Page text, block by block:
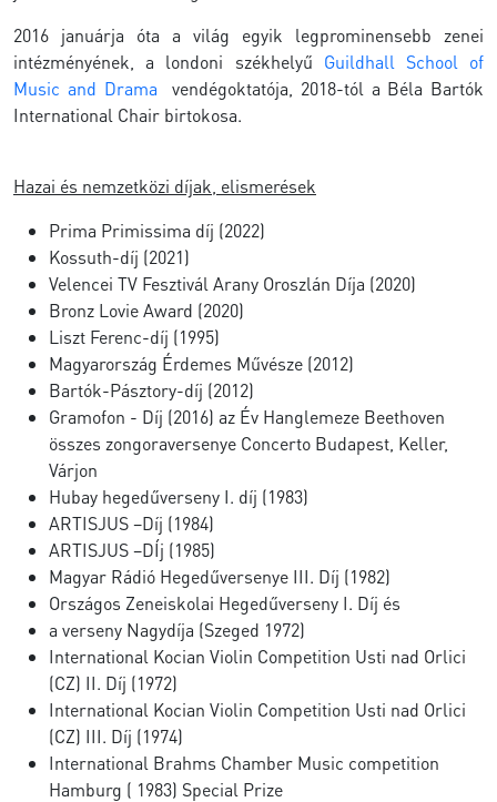
2016 januárja óta a világ egyik legprominensebb zenei
intézményének, a londoni székhelyű Guildhall School of
Music and Drama
vendégoktatója, 2018-tól a Béla Bartók
International Chair birtokosa.
Hazai és nemzetközi díjak, elismerések
Prima Primissima díj (2022)
Kossuth-díj (2021)
Velencei TV Fesztivál Arany Oroszlán Díja (2020)
Bronz Lovie Award (2020)
Liszt Ferenc-díj (1995)
Magyarország Érdemes Művésze (2012)
Bartók-Pásztory-díj (2012)
Gramofon - Díj (2016) az Év Hanglemeze Beethoven
összes zongoraversenye Concerto Budapest, Keller,
Várjon
Hubay hegedűverseny I. díj (1983)
ARTISJUS –Díj (1984)
ARTISJUS –DÍj (1985)
Magyar Rádió Hegedűversenye III. Díj (1982)
Országos Zeneiskolai Hegedűverseny I. Díj és
a verseny Nagydíja (Szeged 1972)
International Kocian Violin Competition Usti nad Orlici
(CZ) II. Díj (1972)
International Kocian Violin Competition Usti nad Orlici
(CZ) III. Díj (1974)
International Brahms Chamber Music competition
Hamburg ( 1983) Special Prize